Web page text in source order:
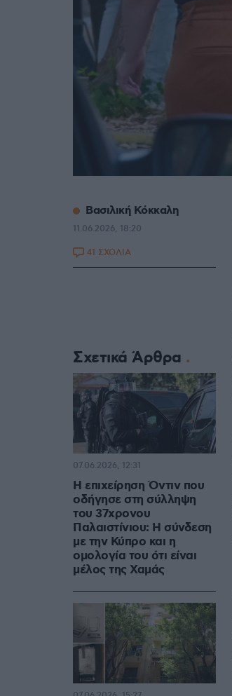
Βασιλική Κόκκαλη
11.06.2026, 18:20
41 ΣΧΟΛΙΑ
Σχετικά Άρθρα
Η επιχείρηση Όντιν που
οδήγησε στη σύλληψη
του 37χρονου
Παλαιστίνιου: Η σύνδεση
με την Κύπρο και η
ομολογία του ότι είναι
μέλος της Χαμάς
07.06.2026, 12:31